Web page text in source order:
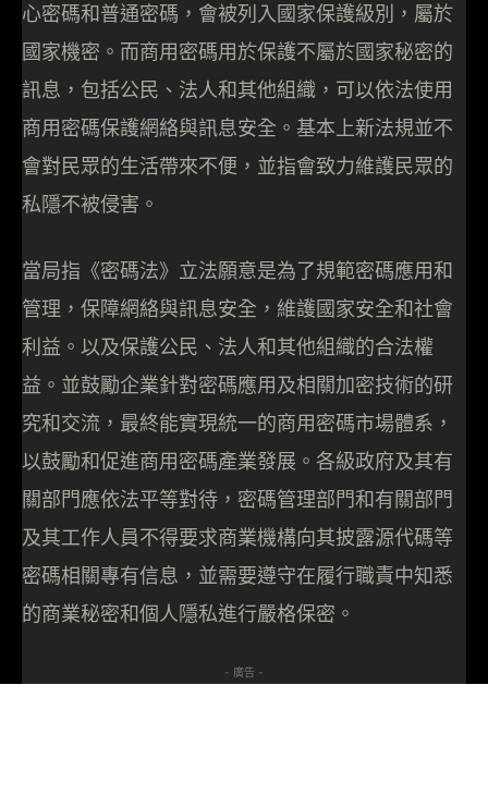
心密碼和普通密碼，會被列入國家保護級別，屬於
國家機密。而商用密碼用於保護不屬於國家秘密的
訊息，包括公民、法人和其他組織，可以依法使用
商用密碼保護網絡與訊息安全。基本上新法規並不
會對民眾的生活帶來不便，並指會致力維護民眾的
私隱不被侵害。
當局指《密碼法》立法願意是為了規範密碼應用和
管理，保障網絡與訊息安全，維護國家安全和社會
利益。以及保護公民、法人和其他組織的合法權
益。並鼓勵企業針對密碼應用及相關加密技術的研
究和交流，最終能實現統一的商用密碼市場體系，
以鼓勵和促進商用密碼產業發展。各級政府及其有
關部門應依法平等對待，密碼管理部門和有關部門
及其工作人員不得要求商業機構向其披露源代碼等
密碼相關專有信息，並需要遵守在履行職責中知悉
的商業秘密和個人隱私進行嚴格保密。
- 廣告 -